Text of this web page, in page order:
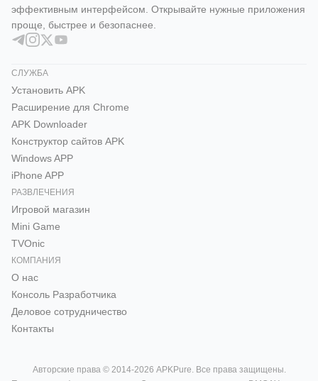
эффективным интерфейсом. Открывайте нужные приложения
проще, быстрее и безопаснее.
СЛУЖБА
Установить APK
Расширение для Chrome
APK Downloader
Конструктор сайтов APK
Windows APP
iPhone APP
РАЗВЛЕЧЕНИЯ
Игровой магазин
Mini Game
TVOnic
КОМПАНИЯ
О нас
Консоль Pазработчика
Деловое сотрудничество
Контакты
Авторские права © 2014-2026 APKPure. Все права защищены.